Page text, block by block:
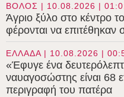
ΒΟΛΟΣ | 10.08.2026 |
Άγριο ξύλο στο κέντρο
φέρονται να επιτέθηκαν
ΕΛΛΑΔΑ | 10.08.2026 |
«Έφυγε ένα
ναυαγοσώστης είναι 68
περιγραφή του πατέρα